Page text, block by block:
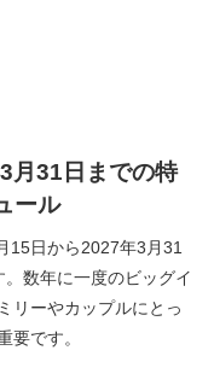
月31日までの特
ール
15日から2027年3月31
数年に一度のビッグイ
リーやカップルにとっ
要です。